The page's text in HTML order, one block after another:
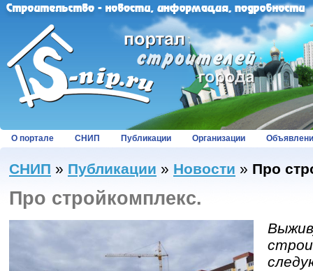
О портале СНИП Публикации Организации
СНИП » Публикации » Новости » Про
Про стройкомплекс.